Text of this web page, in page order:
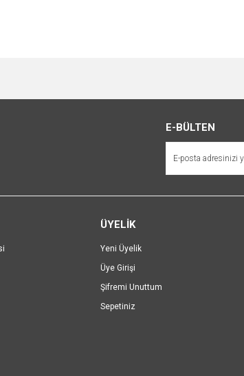
E-BÜLTEN
ÜYELİK
Yeni Üyelik
Üye Girişi
Şifremi Unuttum
Sepetiniz